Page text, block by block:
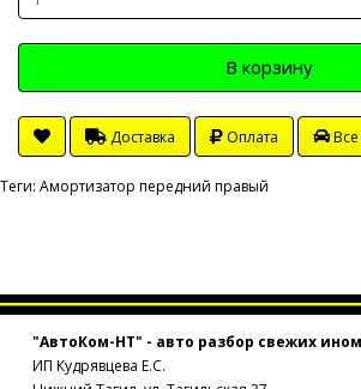
В корзину
Доставка Оплата Все
Теги: Амортизатор передний правый
"АвтоКом-НТ" - авто разбор свежих
ИП Кудрявцева Е.С.